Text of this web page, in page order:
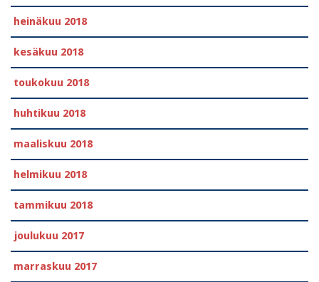
heinäkuu 2018
kesäkuu 2018
toukokuu 2018
huhtikuu 2018
maaliskuu 2018
helmikuu 2018
tammikuu 2018
joulukuu 2017
marraskuu 2017